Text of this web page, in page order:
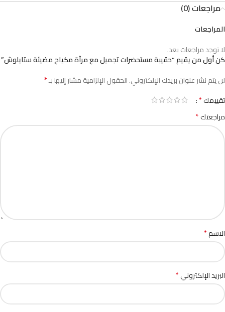
مراجعات (0)
المراجعات
لا توجد مراجعات بعد.
كن أول من يقيم “حقيبة مستحضرات تجميل مع مرآة مكياج مضيئة ستايلوش”
لن يتم نشر عنوان بريدك الإلكتروني.الحقول الإلزامية مشار إليها بـ*
تقييمك*
مراجعتك*
الاسم*
البريد الإلكتروني*